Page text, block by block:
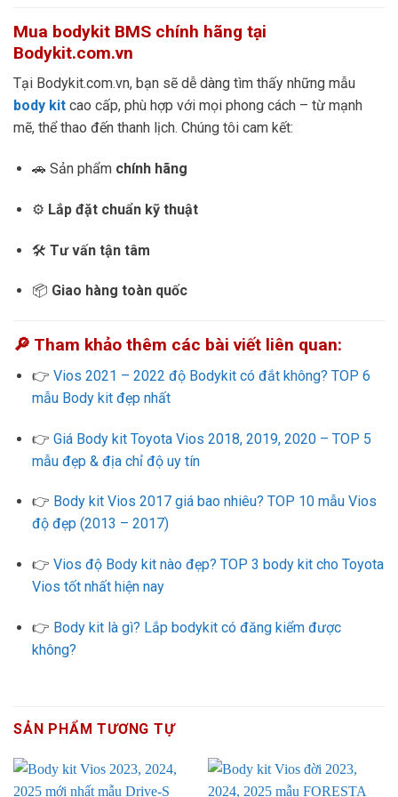
Mua bodykit BMS chính hãng tại
Bodykit.com.vn
Tại Bodykit.com.vn, bạn sẽ dễ dàng tìm thấy những mẫu
body kit cao cấp, phù hợp với mọi phong cách – từ mạnh
mẽ, thể thao đến thanh lịch. Chúng tôi cam kết:
🚗 Sản phẩm chính hãng
⚙️ Lắp đặt chuẩn kỹ thuật
🛠️ Tư vấn tận tâm
📦 Giao hàng toàn quốc
🔎 Tham khảo thêm các bài viết liên quan:
👉 Vios 2021 – 2022 độ Bodykit có đắt không? TOP 6
mẫu Body kit đẹp nhất
👉 Giá Body kit Toyota Vios 2018, 2019, 2020 – TOP 5
mẫu đẹp & địa chỉ độ uy tín
👉 Body kit Vios 2017 giá bao nhiêu? TOP 10 mẫu Vios
độ đẹp (2013 – 2017)
👉 Vios độ Body kit nào đẹp? TOP 3 body kit cho Toyota
Vios tốt nhất hiện nay
👉 Body kit là gì? Lắp bodykit có đăng kiểm được
không?
SẢN PHẨM TƯƠNG TỰ